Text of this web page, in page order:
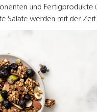
und Fertigprodukte
Salate werden mit der